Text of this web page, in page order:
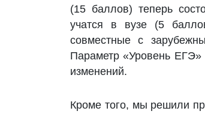
(15 баллов) теперь
учатся в вузе (5
совместные с
Параметр «Уровень ЕГЭ»
изменений.
Кроме того, мы решили